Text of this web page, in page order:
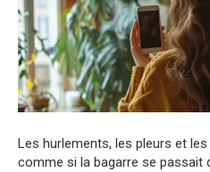
Les hurlements, les pleurs et
comme si la bagarre se passait